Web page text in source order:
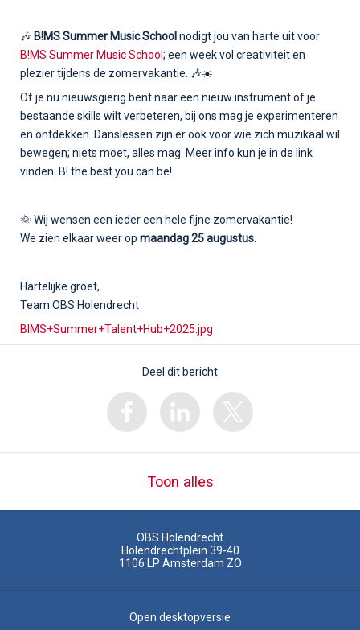
🎶 B!MS Summer Music School nodigt jou van harte uit voor
B!MS Summer Music School ; een week vol creativiteit en
plezier tijdens de zomervakantie. 🎶☀️
Of je nu nieuwsgierig bent naar een nieuw instrument of je
bestaande skills wilt verbeteren, bij ons mag je experimenteren
en ontdekken. Danslessen zijn er ook voor wie zich muzikaal wil
bewegen; niets moet, alles mag. Meer info kun je in de link
vinden. B! the best you can be!
🌞 Wij wensen een ieder een hele fijne zomervakantie!
We zien elkaar weer op maandag 25 augustus
Hartelijke groet,
Team OBS Holendrecht
BIMS+Summer+Talent+Hub+2025.jpg
Deel dit bericht
Toon alles
OBS Holendrecht
Holendrechtplein 39-40
1106 LP Amsterdam ZO
Open desktopversie